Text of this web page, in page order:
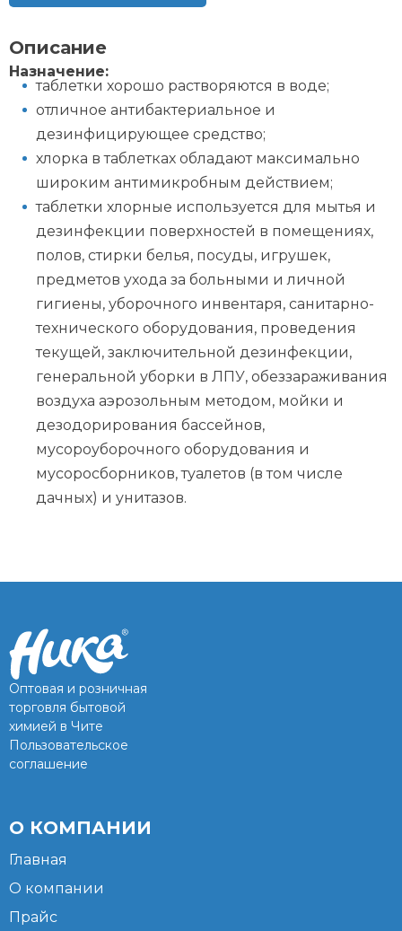
Описание
Назначение:
таблетки хорошо растворяются в воде;
отличное антибактериальное и
дезинфицирующее средство;
хлорка в таблетках обладают максимально
широким антимикробным действием;
таблетки хлорные используется для мытья и
дезинфекции поверхностей в помещениях,
полов, стирки белья, посуды, игрушек,
предметов ухода за больными и личной
гигиены, уборочного инвентаря, санитарно-
технического оборудования, проведения
текущей, заключительной дезинфекции,
генеральной уборки в ЛПУ, обеззараживания
воздуха аэрозольным методом, мойки и
дезодорирования бассейнов,
мусороуборочного оборудования и
мусоросборников, туалетов (в том числе
дачных) и унитазов.
Оптовая и розничная
торговля бытовой
химией в Чите
Пользовательское
соглашение
О КОМПАНИИ
Главная
О компании
Прайс